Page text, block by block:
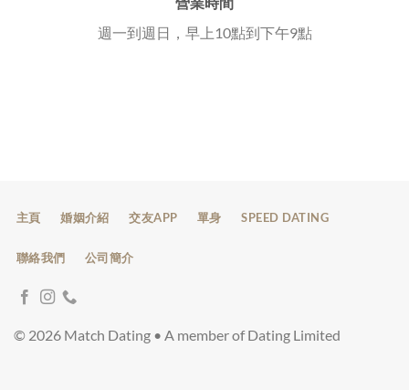
週一到週日，早上10點到下午9點
© 2026 Match Dating • A member of Dating Limited
主頁 婚姻介紹 交友APP 單身 SPEED DATING
聯絡我們 公司簡介